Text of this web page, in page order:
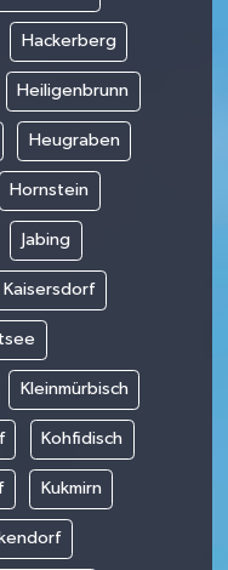
Hackerberg
Heiligenbrunn
Heugraben
Hornstein
Jabing
Kaisersdorf
Kleinmürbisch
Kohfidisch
Kukmirn